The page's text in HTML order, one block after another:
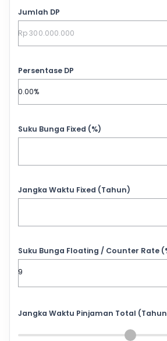
Jumlah DP
Persentase DP
Suku Bunga Fixed (%)
Jangka Waktu Fixed (Tahun)
Suku Bunga Floating / Counter Rate
Jangka Waktu Pinjaman Total